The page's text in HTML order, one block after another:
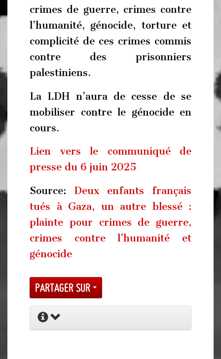
crimes de guerre, crimes contre
l’humanité, génocide, torture et
complicité de ces crimes commis
contre des prisonniers
palestiniens.
La LDH n’aura de cesse de se
mobiliser contre le génocide en
cours.
Lien vers le communiqué de
presse du 6 juin 2025
Source: Deux enfants français
tués à Gaza, un autre blessé :
plainte pour crimes de guerre,
crimes contre l’humanité et
génocide
Partager sur